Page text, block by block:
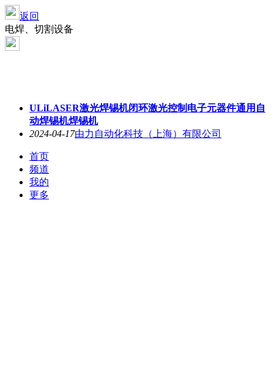
返回
电焊、切割设备
ULiLASER激光焊锡机闭环激光控制电子元器件通用自
动焊锡机焊锡机
2024-04-17由力自动化科技（上海）有限公司
首页
频道
我的
更多